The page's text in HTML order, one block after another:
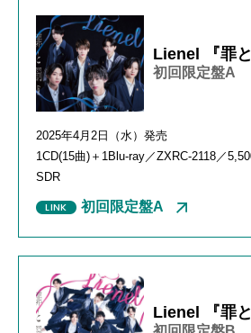
Lienel 『罪と
初回限定盤A
2025年4 月 2 日（水）発売
1CD(15曲) ＋ 1Blu-ray ／ZXRC-2118 ／
SDR
初回限定盤A
Lienel 『罪と